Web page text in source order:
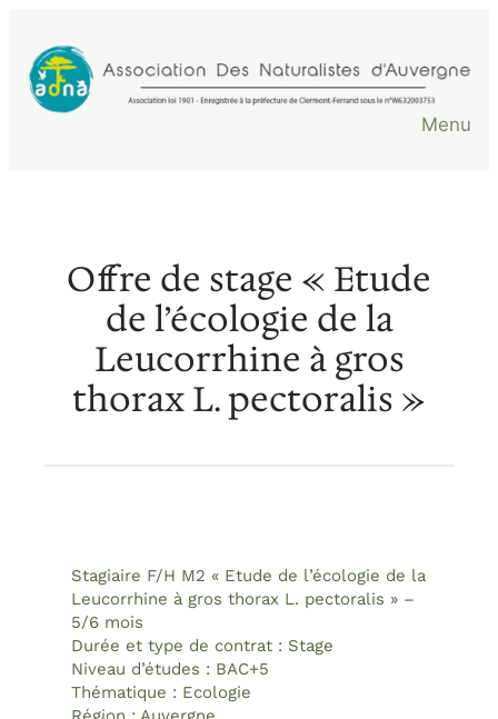
contenu
Menu
Offre de stage « Etude
de l’écologie de la
Leucorrhine à gros
thorax L. pectoralis »
Stagiaire F/H M2 « Etude de l’écologie de la
Leucorrhine à gros thorax L. pectoralis » –
5/6 mois
Durée et type de contrat : Stage
Niveau d’études : BAC+5
Thématique : Ecologie